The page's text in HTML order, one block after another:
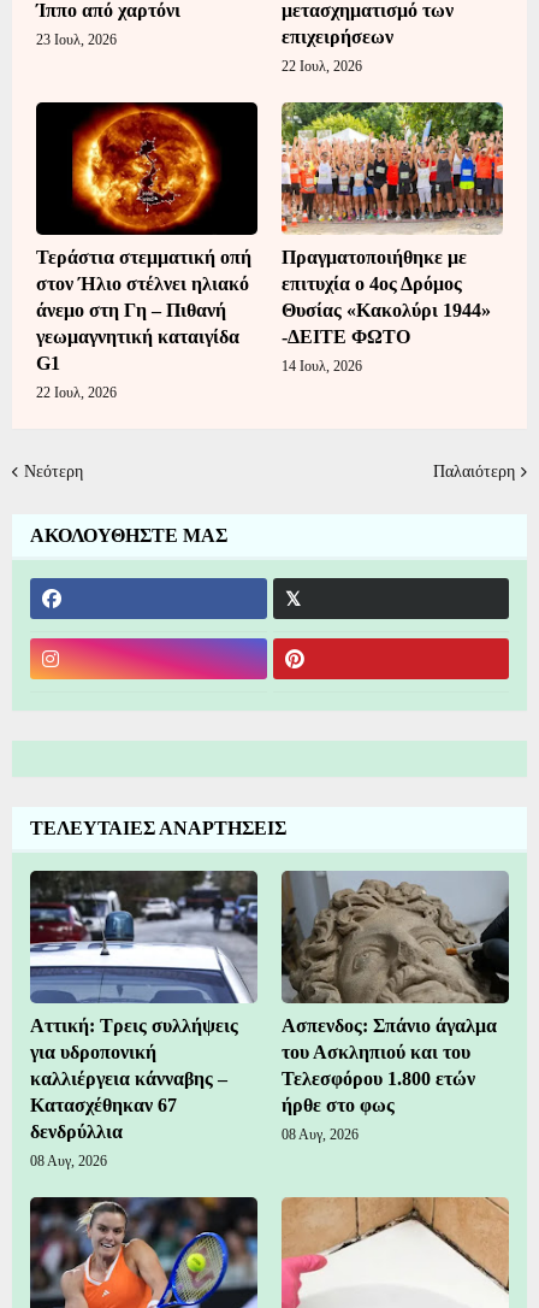
Ίππο από χαρτόνι
23 Ιουλ, 2026
μετασχηματισμό των
επιχειρήσεων
22 Ιουλ, 2026
Τεράστια στεμματική οπή
στον Ήλιο στέλνει ηλιακό
άνεμο στη Γη – Πιθανή
γεωμαγνητική καταιγίδα
G1
22 Ιουλ, 2026
Πραγματοποιήθηκε με
επιτυχία ο 4ος Δρόμος
Θυσίας «Κακολύρι 1944»
-ΔΕΙΤΕ ΦΩΤΟ
14 Ιουλ, 2026
Νεότερη Παλαιότερη
ΑΚΟΛΟΥΘΗΣΤΕ ΜΑΣ
ΤΕΛΕΥΤΑΙΕΣ ΑΝΑΡΤΗΣΕΙΣ
Αττική: Τρεις συλλήψεις
για υδροπονική
καλλιέργεια κάνναβης –
Κατασχέθηκαν 67
δενδρύλλια
08 Αυγ, 2026
Ασπενδος: Σπάνιο άγαλμα
του Ασκληπιού και του
Τελεσφόρου 1.800 ετών
ήρθε στο φως
08 Αυγ, 2026